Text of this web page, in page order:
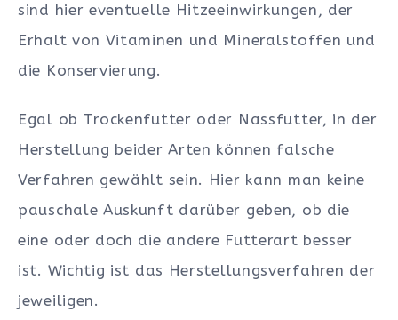
sind hier eventuelle Hitzeeinwirkungen, der
Erhalt von Vitaminen und Mineralstoffen und
die Konservierung.
Egal ob Trockenfutter oder Nassfutter, in der
Herstellung beider Arten können falsche
Verfahren gewählt sein. Hier kann man keine
pauschale Auskunft darüber geben, ob die
eine oder doch die andere Futterart besser
ist. Wichtig ist das Herstellungsverfahren der
jeweiligen.